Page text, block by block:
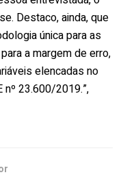
Destaco, ainda, que
única para as
a margem de erro,
elencadas no
nº 23.600/2019.”,